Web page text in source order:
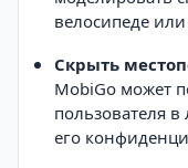
велосипеде
Скрыть
MobiGo может
пользователя
его